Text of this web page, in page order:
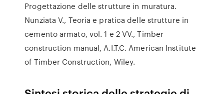
Progettazione delle strutture in muratura.
Nunziata V., Teoria e pratica delle strutture in
cemento armato, vol. 1 e 2 VV., Timber
construction manual, A.I.T.C. American Institute
of Timber Construction, Wiley.